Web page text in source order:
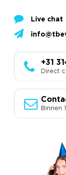
Live chat
+31
Direct
Binnen